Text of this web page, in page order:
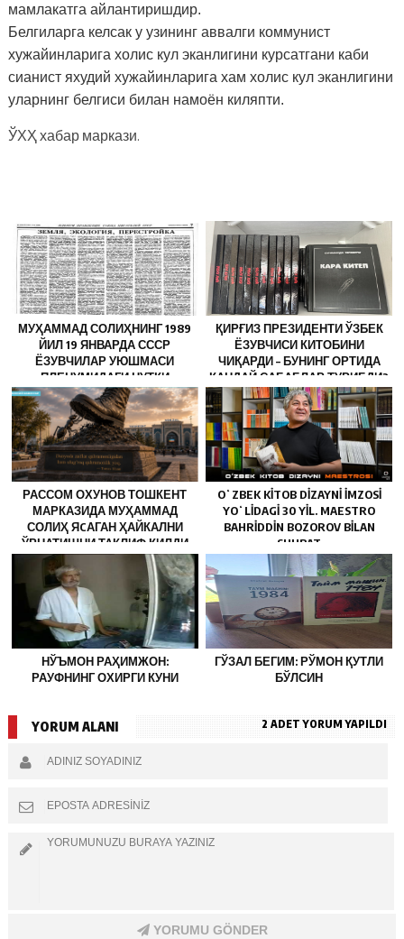
мамлакатга айлантиришдир.
Белгиларга келсак у узининг аввалги коммунист
хужайинларига холис кул эканлигини курсатгани каби
сианист яхудий хужайинларига хам холис кул эканлигини
уларнинг белгиси билан намоён киляпти.
ЎХҲ хабар маркази.
МУҲАММАД СОЛИҲНИНГ 1989
ЙИЛ 19 ЯНВАРДА СССР
ЁЗУВЧИЛАР УЮШМАСИ
ПЛЕНУМИДАГИ НУТҚИ
ҚИРҒИЗ ПРЕЗИДЕНТИ ЎЗБЕК
ЁЗУВЧИСИ КИТОБИНИ
ЧИҚАРДИ – БУНИНГ ОРТИДА
ҚАНДАЙ САБАБЛАР ТУРИБДИ?
РАССОМ ОХУНОВ ТОШКЕНТ
МАРКАЗИДА МУҲАММАД
СОЛИҲ ЯCАГАН ҲАЙКАЛНИ
ЎРНАТИШНИ ТАКЛИФ ҚИЛДИ
OʻZBEK KITOB DIZAYNI IMZOSI
YOʻLIDAGI 30 YIL. MAESTRO
BAHRIDDIN BOZOROV BILAN
SUHBAT
НЎЪМОН РАҲИМЖОН:
РАУФНИНГ ОХИРГИ КУНИ
ГЎЗАЛ БЕГИМ: РЎМОН ҚУТЛИ
БЎЛСИН
YORUM ALANI 2 ADET YORUM YAPILDI
YORUMU GÖNDER